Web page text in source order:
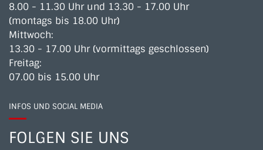
8.00 - 11.30 Uhr und 13.30 - 17.00 Uhr
(montags bis 18.00 Uhr)
Mittwoch:
13.30 - 17.00 Uhr (vormittags geschlossen)
Freitag:
07.00 bis 15.00 Uhr
INFOS UND SOCIAL MEDIA
FOLGEN SIE UNS